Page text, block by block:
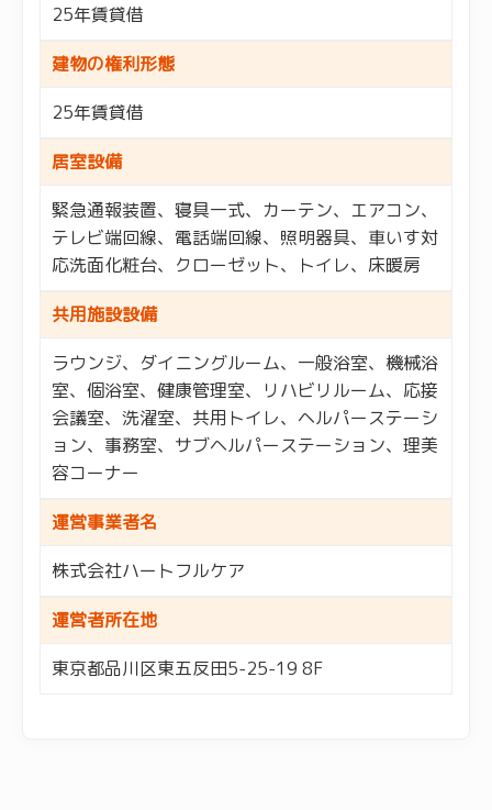
25年賃貸借
建物の権利形態
25年賃貸借
居室設備
緊急通報装置、寝具一式、カーテン、エアコン、
テレビ端回線、電話端回線、照明器具、車いす対
応洗面化粧台、クローゼット、トイレ、床暖房
共用施設設備
ラウンジ、ダイニングルーム、一般浴室、機械浴
室、個浴室、健康管理室、リハビリルーム、応接
会議室、洗濯室、共用トイレ、ヘルパーステーシ
ョン、事務室、サブヘルパーステーション、理美
容コーナー
運営事業者名
株式会社ハートフルケア
運営者所在地
東京都品川区東五反田5-25-19 8F